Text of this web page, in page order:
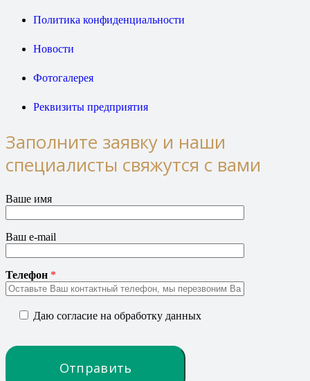
Политика конфиденциальности
Новости
Фотогалерея
Реквизиты предприятия
Заполните заявку и наши
специалисты свяжутся с вами
Ваше имя
Ваш e-mail
Телефон *
Даю согласие на обработку данных